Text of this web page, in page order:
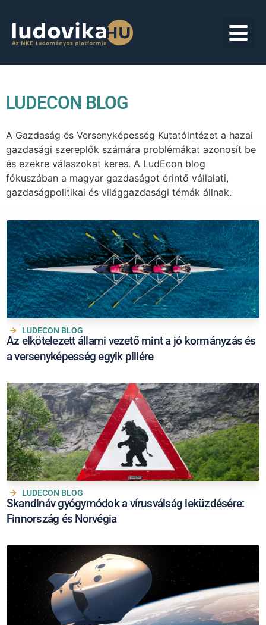
LUDECON BLOG
A Gazdaság és Versenyképesség Kutatóintézet a hazai
gazdasági szereplők számára problémákat azonosít be
és ezekre válaszokat keres. A LudEcon blog
fókuszában a magyar gazdaságot érintő vállalati,
gazdaságpolitikai és világgazdasági témák állnak.
LUDECON BLOG
Az elkötelezett állami vezető mint a jó kormányzás és
a versenyképesség egyik pillére
LUDECON BLOG
Skandináv gyógymódok a vírusválság leküzdésére:
Finnország és Norvégia